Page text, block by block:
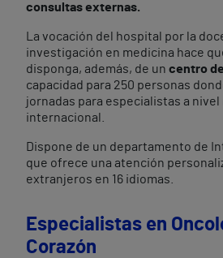
consultas externas.
La vocación del hospital por la
investigación en medicina hace
disponga, además, de un centro
capacidad para 250 personas
jornadas para especialistas a nivel
internacional.
Dispone de un departamento de
que ofrece una atención
extranjeros en 16 idiomas.
Especialistas en
Corazón